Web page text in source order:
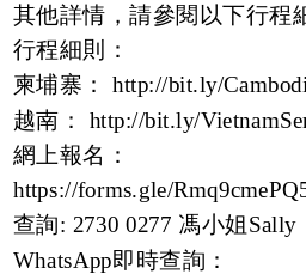
其他詳情，請參閱以下行程
行程細則：
柬埔寨：http://bit.ly/
越南： http://bit.ly/
網上報名：
https://forms.gle/
查詢: 2730 0277 馮小姐Sally
WhatsApp即時查詢：